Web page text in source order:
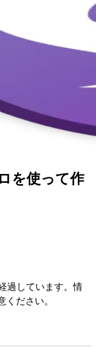
を使って作
過しています。情
ださい。